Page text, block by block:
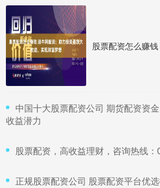
中国十大股票配资公司 期货配资资
收益潜力
股票配资，高收益理财，咨询热线：
正规股票配资公司 股票配资平台优